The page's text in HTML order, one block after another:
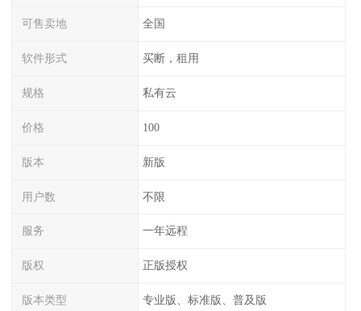
可售卖地 全国
软件形式 买断，租用
规格 私有云
价格 100
版本 新版
用户数 不限
服务 一年远程
版权 正版授权
版本类型 专业版、标准版、普及版